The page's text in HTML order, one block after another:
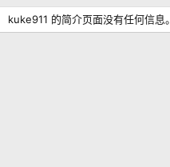
kuke911 的简介页面没有任何信息。